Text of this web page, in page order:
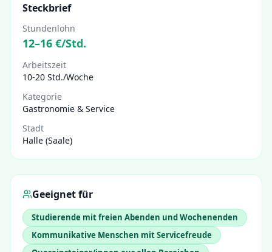
Steckbrief
Stundenlohn
12–16 €/Std.
Arbeitszeit
10-20 Std./Woche
Kategorie
Gastronomie & Service
Stadt
Halle (Saale)
Geeignet für
Studierende mit freien Abenden und Wochenenden
Kommunikative Menschen mit Servicefreude